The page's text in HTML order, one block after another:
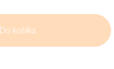
Do košíka